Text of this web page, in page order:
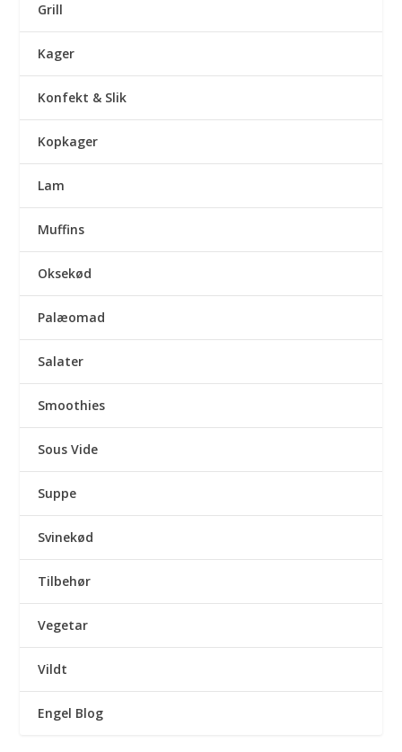
Grill
Kager
Konfekt & Slik
Kopkager
Lam
Muffins
Oksekød
Palæomad
Salater
Smoothies
Sous Vide
Suppe
Svinekød
Tilbehør
Vegetar
Vildt
Engel Blog